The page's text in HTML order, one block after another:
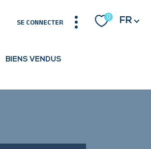
SE CONNECTER
0 Langue
FR
BIENS VENDUS